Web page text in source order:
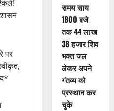
पर
समय साय
1800 बजे
तक 44 लाख
38 हजार शिव
भक्त जल
लेकर अपने
गंतव्य को
प्रस्थान कर
चुके